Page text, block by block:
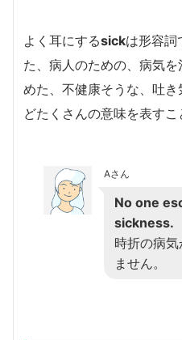
よく耳にするsickは形容詞
た、病人のための、病気
めた、不健康そうな、吐
どたくさんの意味を表すこ
Aさん
No one
sickness.
時折の病
ません。